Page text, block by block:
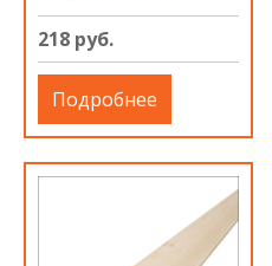
218 руб.
Подробнее